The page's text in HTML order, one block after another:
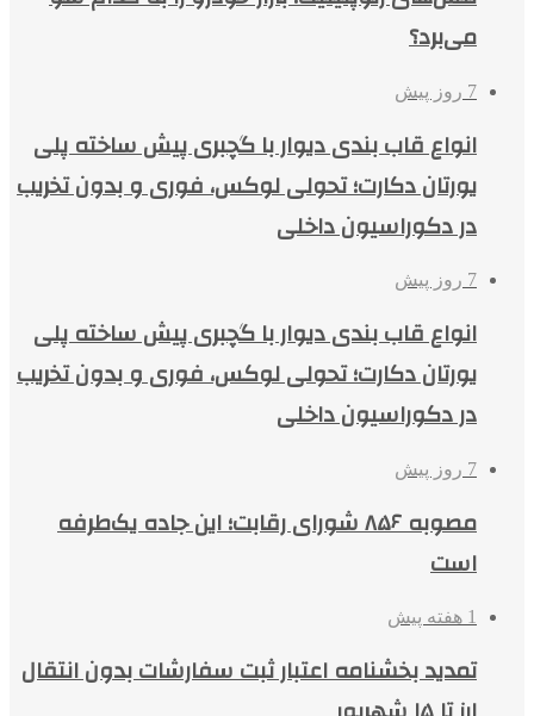
می‌برد؟
7 روز پیش
انواع قاب بندی دیوار با گچبری پیش ساخته پلی
یورتان دکارت؛ تحولی لوکس، فوری و بدون تخریب
در دکوراسیون داخلی
7 روز پیش
انواع قاب بندی دیوار با گچبری پیش ساخته پلی
یورتان دکارت؛ تحولی لوکس، فوری و بدون تخریب
در دکوراسیون داخلی
7 روز پیش
مصوبه ۸۵۶ شورای رقابت؛ این جاده یک‌طرفه
است
1 هفته پیش
تمدید بخشنامه اعتبار ثبت سفارشات بدون انتقال